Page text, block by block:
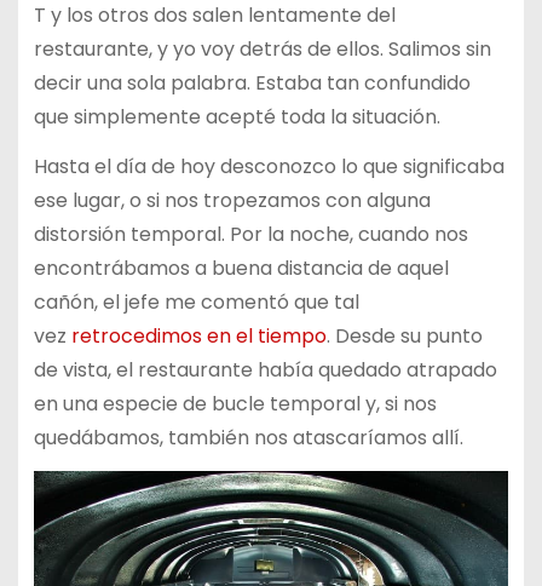
T y los otros dos salen lentamente del
restaurante, y yo voy detrás de ellos. Salimos sin
decir una sola palabra. Estaba tan confundido
que simplemente acepté toda la situación.
Hasta el día de hoy desconozco lo que significaba
ese lugar, o si nos tropezamos con alguna
distorsión temporal. Por la noche, cuando nos
encontrábamos a buena distancia de aquel
cañón, el jefe me comentó que tal
vez retrocedimos en el tiempo. Desde su punto
de vista, el restaurante había quedado atrapado
en una especie de bucle temporal y, si nos
quedábamos, también nos atascaríamos allí.